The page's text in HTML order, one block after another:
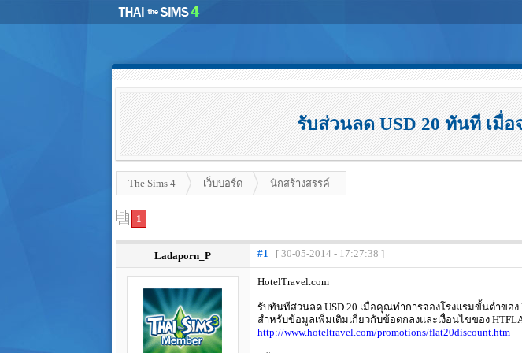
รับส่วนลด USD 20 ทันที เมื่อ
The Sims 4 เว็บบอร์ด นักสร้างสรรค์
1
Ladaporn_P #1 [ 30-05-2014 - 17:27:38 ]
HotelTravel.com
รับทันทีส่วนลด USD 20 เมื่อคุณทำการจองโรงแรมขั้นต่ำของ
สำหรับข้อมูลเพิ่มเติมเกี่ยวกับข้อตกลงและเงื่อนไขของ
http://www.hoteltravel.com/promotions/flat20discount.htm